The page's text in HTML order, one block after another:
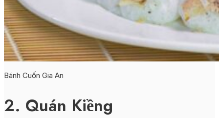
Bánh Cuốn Gia An
2. Quán Kiềng